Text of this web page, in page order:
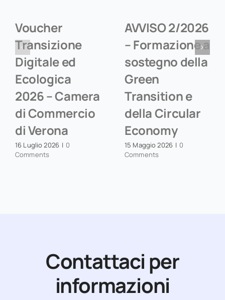
Voucher
Transizione
Digitale ed
Ecologica
2026 – Camera
di Commercio
di Verona
16 Luglio 2026 | 0
Comments
AVVISO 2/2026
– Formazione a
sostegno della
Green
Transition e
della Circular
Economy
15 Maggio 2026 | 0
Comments
Contattaci per
informazioni